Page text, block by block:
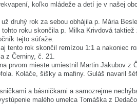
koľko mládeže a detí je v našej
druhý rok za sebou obhájila p. Mária
roku skončila p. Milka Krivdová taktiež
tejto súťaže.
tento rok skončil remízou 1:1 a nakoniec
z Černiny, č. 21.
prvom mieste umiestnil Martin Jakubov z
Koláče, šišky a mafiny. Guláš navaril
a básničkami a samozrejme
malého umelca Tomáška z